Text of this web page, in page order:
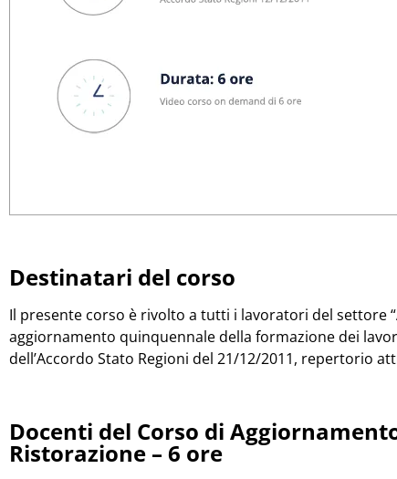
Destinatari del corso
Il presente corso è rivolto a tutti i lavoratori del settore
aggiornamento quinquennale della formazione dei
dell’Accordo Stato Regioni del 21/12/2011, repertorio
Docenti del Corso di
Ristorazione – 6 ore